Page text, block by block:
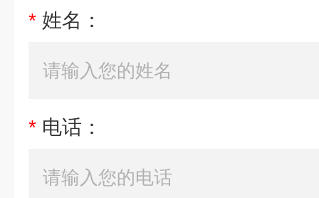
* 姓名：
* 电话：